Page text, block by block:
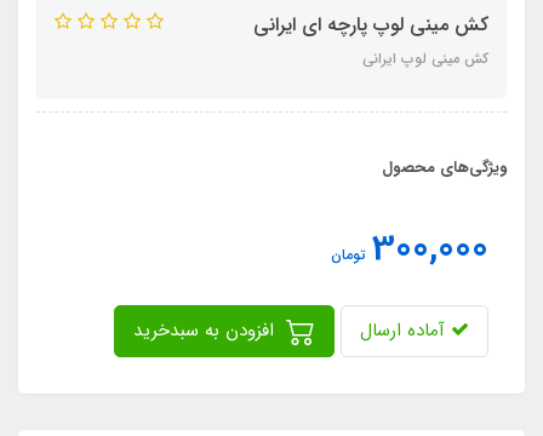
کش مینی لوپ پارچه ای ایرانی
کش مینی لوپ ایرانی
ویژگی‌های محصول
300,000 تومان
آماده ارسال